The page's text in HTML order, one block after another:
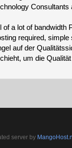
a lot of bandwidth
required, simple
auf der
um die
server by